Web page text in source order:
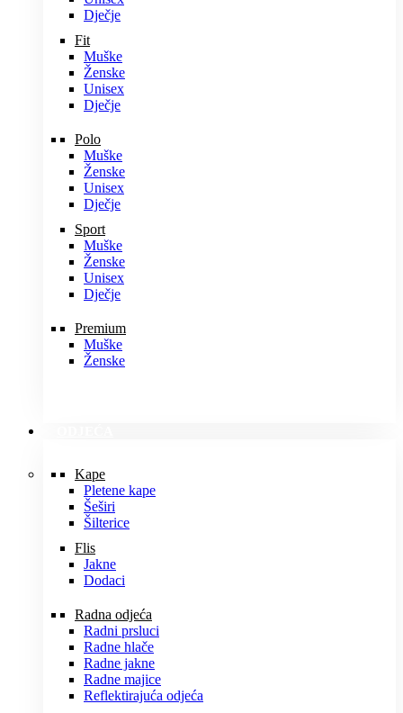
Dječje
Fit
Muške
Ženske
Unisex
Dječje
Polo
Muške
Ženske
Unisex
Dječje
Sport
Muške
Ženske
Unisex
Dječje
Premium
Muške
Ženske
Kape
Pletene kape
Šeširi
Šilterice
Flis
Jakne
Dodaci
Radna odjeća
Radni prsluci
Radne hlače
Radne jakne
Radne majice
Reflektirajuća odjeća